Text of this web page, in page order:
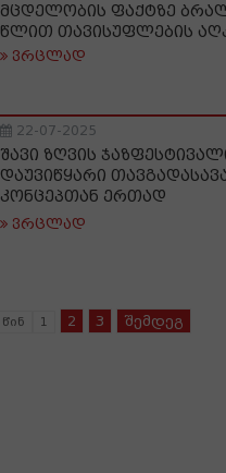
მცდელობის ფაქტზე
წლით თავისუფლების
ვრცლად
22-07-2025
შავი ზღვის
დაუვიწყარი
კონცეპთან ერთად
ვრცლად
წინ 1 2 3 შემდეგ